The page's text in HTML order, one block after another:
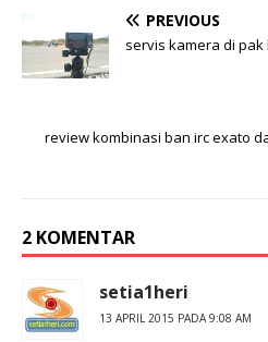
PREVIOUS
servis kamera di
review kombinasi ban irc exato
2 KOMENTAR
setia1heri
13 APRIL 2015 PADA 9:08 AM